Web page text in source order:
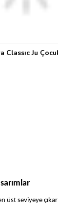
Classıc Ju
üst seviyeye